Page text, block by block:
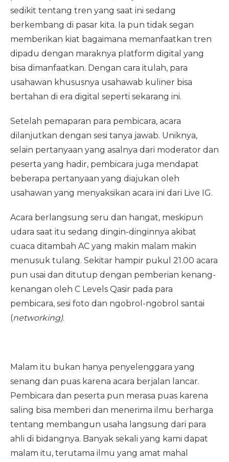
sedikit tentang tren yang saat ini sedang
berkembang di pasar kita. Ia pun tidak segan
memberikan kiat bagaimana memanfaatkan tren
dipadu dengan maraknya platform digital yang
bisa dimanfaatkan. Dengan cara itulah, para
usahawan khususnya usahawab kuliner bisa
bertahan di era digital seperti sekarang ini.
Setelah pemaparan para pembicara, acara
dilanjutkan dengan sesi tanya jawab. Uniknya,
selain pertanyaan yang asalnya dari moderator dan
peserta yang hadir, pembicara juga mendapat
beberapa pertanyaan yang diajukan oleh
usahawan yang menyaksikan acara ini dari Live IG.
Acara berlangsung seru dan hangat, meskipun
udara saat itu sedang dingin-dinginnya akibat
cuaca ditambah AC yang makin malam makin
menusuk tulang. Sekitar hampir pukul 21.00 acara
pun usai dan ditutup dengan pemberian kenang-
kenangan oleh C Levels Qasir pada para
pembicara, sesi foto dan ngobrol-ngobrol santai
(networking).
Malam itu bukan hanya penyelenggara yang
senang dan puas karena acara berjalan lancar.
Pembicara dan peserta pun merasa puas karena
saling bisa memberi dan menerima ilmu berharga
tentang membangun usaha langsung dari para
ahli di bidangnya. Banyak sekali yang kami dapat
malam itu, terutama ilmu yang amat mahal